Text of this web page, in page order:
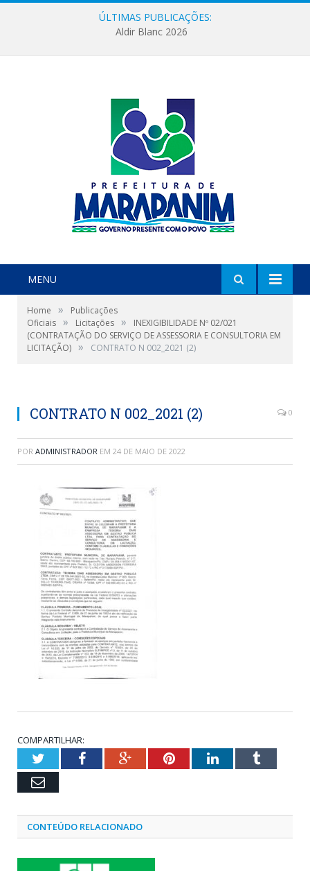
ÚLTIMAS PUBLICAÇÕES:
Aldir Blanc 2026
MENU
Home »
Publicações
Oficiais » Licitações »
INEXIGIBILIDADE Nº 02/021
(CONTRATAÇÃO DO SERVIÇO DE ASSESSORIA E CONSULTORIA EM
LICITAÇÃO) » CONTRATO N 002_2021 (2)
CONTRATO N 002_2021 (2) 0
POR ADMINISTRADOR EM 24 DE MAIO DE 2022
COMPARTILHAR:
TwitterFacebookGoogle+PinterestLinkedInTumblr
Email
CONTEÚDO RELACIONADO